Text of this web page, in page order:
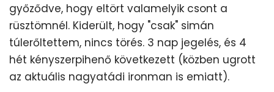
győződve, hogy eltört valamelyik csont a
rüsztömnél. Kiderült, hogy "csak" simán
túlerőltettem, nincs törés. 3 nap jegelés, és 4
hét kényszerpihenő következett (közben ugrott
az aktuális nagyatádi ironman is emiatt).